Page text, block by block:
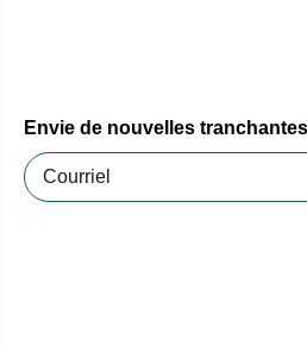
Envie de nouvelles